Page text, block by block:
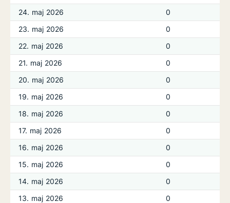
24. maj 2026
0
23. maj 2026
0
22. maj 2026
0
21. maj 2026
0
20. maj 2026
0
19. maj 2026
0
18. maj 2026
0
17. maj 2026
0
16. maj 2026
0
15. maj 2026
0
14. maj 2026
0
13. maj 2026
0